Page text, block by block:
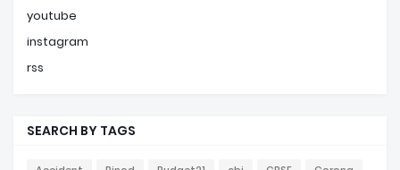
youtube
instagram
rss
SEARCH BY TAGS